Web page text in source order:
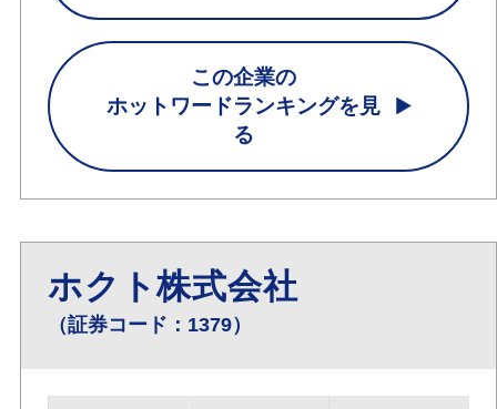
この企業の
ホットワードランキングを見
る
ホクト株式会社
（証券コード：1379）